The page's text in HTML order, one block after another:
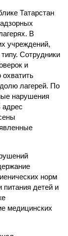
Татарстан
В
учреждений,
Сотрудники
и
охватить
лагерей. По
нарушения
норм
питания детей и
медицинских